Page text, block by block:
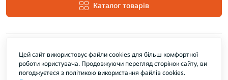
Каталог товарів
Цей сайт використовує файли cookies для більш комфортної
роботи користувача. Продовжуючи перегляд сторінок сайту, ви
погоджуєтеся з політикою використання файлів cookies.